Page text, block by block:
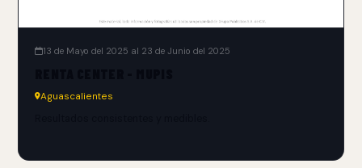
13 de Mayo del 2025 al 23 de Junio del 2025
Aguascalientes